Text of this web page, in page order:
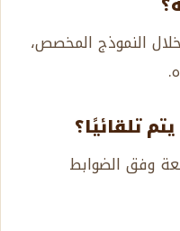
النموذج المخصص،
تلقائيًا؟
وفق الضوابط